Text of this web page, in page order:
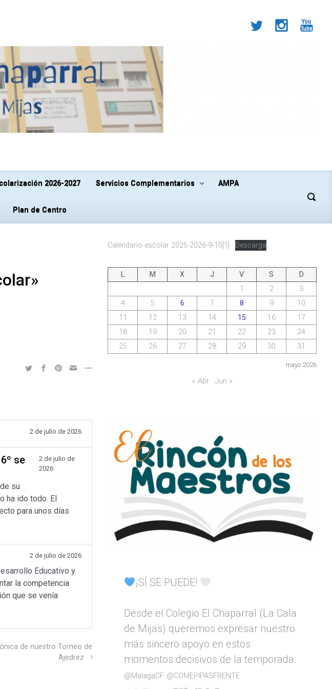
2026-2027 Servicios Complementarios AMPA
Plan de Centro
2 de julio de 2026
se
2 de julio de
2026
su
ha ido todo. El
para unos días
2 de julio de 2026
Educativo y
la competencia
que se venía
de nuestro Torneo de
Ajedrez
Calendario escolar 2025-2026-9-10[1] Descarga
mayo 2026
L M X J V S
D
1
2
3
4
5 6 7 8 9
10
11
12 13 14 15 16
17
18
19 20 21 22 23
24
25
26 27 28 29 30 31
« Abr Jun »
¡SÍ SE PUEDE!
Desde el Colegio El Chaparral (La Cala
de Mijas) queremos expresar nuestro
más sincero apoyo en estos
momentos decisivos de la temporada.
@MalagaCF @COMEPIPASFRENTE